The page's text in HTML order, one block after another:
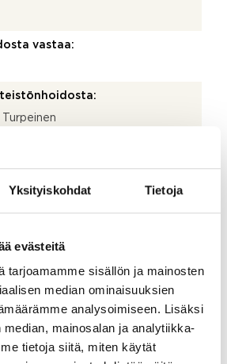
Yksityiskohdat Tietoja
evästeitä
tarjoamamme sisällön ja mainosten
median ominaisuuksien
analysoimiseen. Lisäksi
mainosalan ja analytiikka-
tietoja siitä, miten käytät
vastaa: